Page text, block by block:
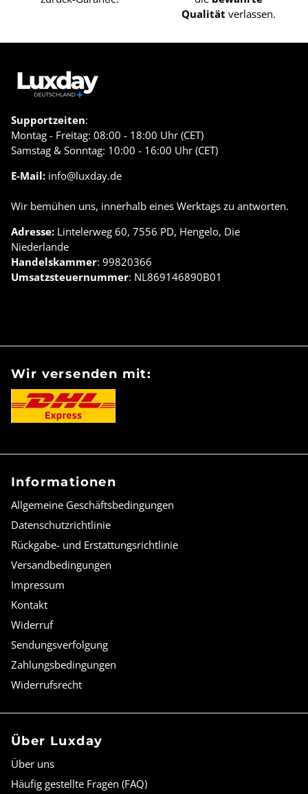
Qualität verlassen.
Supportzeiten:
Montag - Freitag: 08:00 - 18:00 Uhr (CET)
Samstag & Sonntag: 10:00 - 16:00 Uhr (CET)
E-Mail: info@luxday.de
Wir bemühen uns, innerhalb eines Werktags zu antworten.
Adresse: Lintelerweg 60, 7556 PD, Hengelo, Die
Niederlande
Handelskammer: 99820366
Umsatzsteuernummer: NL869146890B01
Wir versenden mit:
Informationen
Allgemeine Geschäftsbedingungen
Datenschutzrichtlinie
Rückgabe- und Erstattungsrichtlinie
Versandbedingungen
Impressum
Kontakt
Widerruf
Sendungsverfolgung
Zahlungsbedingungen
Widerrufsrecht
Über Luxday
Über uns
Häufig gestellte Fragen (FAQ)